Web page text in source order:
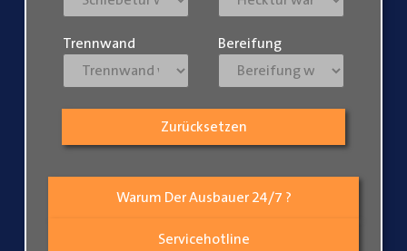
Warum Der Ausbauer 24/7 ?
Servicehotline
Trennwand Bereifung
Zurücksetzen